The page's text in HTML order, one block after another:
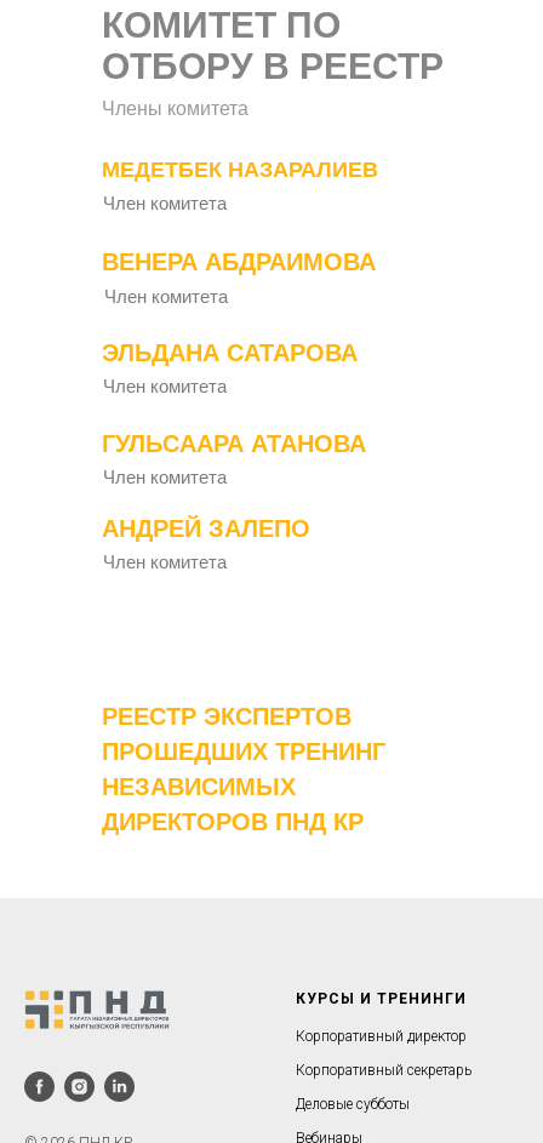
Член комитета
Член комитета
МЕДЕТБЕК НАЗАРАЛИЕВ
ВЕНЕРА АБДРАИМОВА
КОМИТЕТ ПО
ОТБОРУ В РЕЕСТР
Члены комитета
ЭЛЬДАНА САТАРОВА
Член комитета
ГУЛЬСААРА АТАНОВА
Член комитета
АНДРЕЙ ЗАЛЕПО
Член комитета
РЕЕСТР ЭКСПЕРТОВ
ПРОШЕДШИХ ТРЕНИНГ
НЕЗАВИСИМЫХ
ДИРЕКТОРОВ ПНД КР
КУРСЫ И ТРЕНИНГИ
Корпоративный директор
Корпоративный секретарь
Деловые субботы
Вебинары